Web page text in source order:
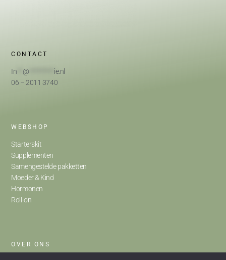
CONTACT
In @
ie.nl
06 – 2011 3740
WEBSHOP
Starterskit
Supplementen
Samengestelde pakketten
Moeder & Kind
Hormonen
Roll-on
OVER ONS